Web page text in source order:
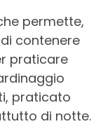
permette,
contenere
praticare
praticato
di notte.